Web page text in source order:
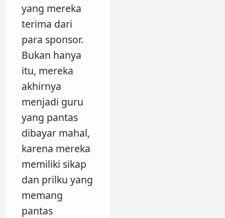
yang mereka
terima dari
para sponsor.
Bukan hanya
itu, mereka
akhirnya
menjadi guru
yang pantas
dibayar mahal,
karena mereka
memiliki sikap
dan prilku yang
memang
pantas